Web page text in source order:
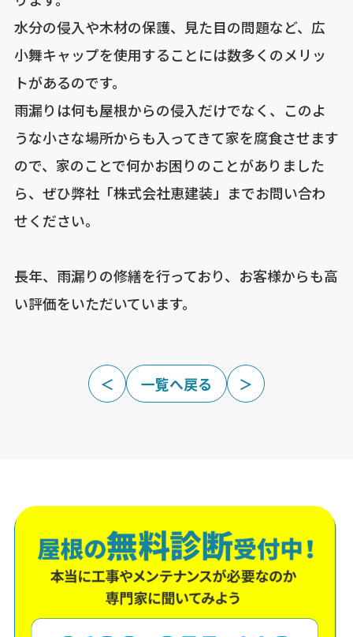
水分の侵入や木材の保護、見た目の問題など、広
小舞キャップを使用することには数多くのメリッ
トがあるのです。
雨漏りは何も屋根からの侵入だけでなく、このよ
うな小さな場所からも入ってきて家を腐食させます
ので、家のことで何かお困りのことがありました
ら、ぜひ弊社「株式会社恵建装」までお問い合わ
せください。
長年、雨漏りの修繕を行っており、お客様からも高
い評価をいただいています。
＜ 一覧へ戻る ＞